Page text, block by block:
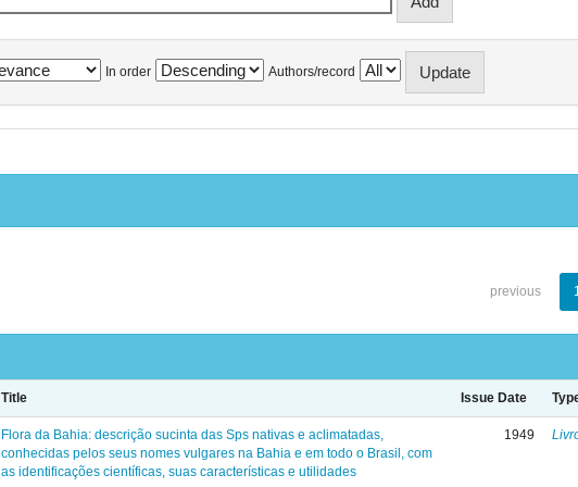
In order Authors/record
previous
Title Issue Date
Flora da Bahia: descrição sucinta das Sps nativas e aclimatadas,
conhecidas pelos seus nomes vulgares na Bahia e em todo o Brasil, com
as identificações científicas, suas características e utilidades
1949